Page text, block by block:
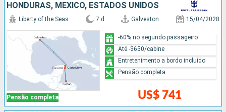
HONDURAS, MÉXICO, ESTADOS UNIDOS
Pensão completa
Liberty of the Seas 7 d Galveston 15/04/2028
US$ 741
-60% no segundo passageiro
Até -$650/cabine
Entretenimento a bordo incluído
Pensão completa